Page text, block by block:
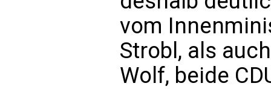
vom
Strobl, als
Wolf, beide